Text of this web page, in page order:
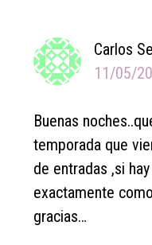
Carlos
11/05/
Buenas
temporada que
de entradas ,si
exactamente
gracias…